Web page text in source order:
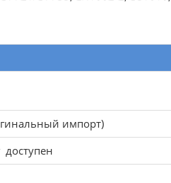
импорт)